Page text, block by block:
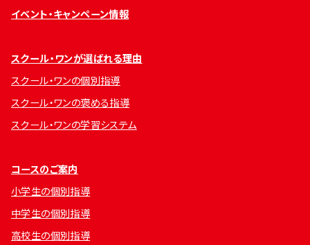
イベント・キャンペーン情報
スクール・ワンが選ばれる理由
スクール・ワンの個別指導
スクール・ワンの褒める指導
スクール・ワンの学習システム
コースのご案内
小学生の個別指導
中学生の個別指導
高校生の個別指導